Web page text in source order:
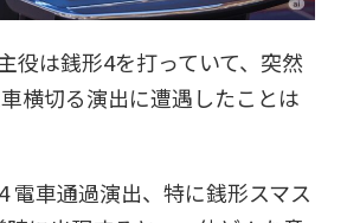
役は銭形4を打っていて、突然
横切る演出に遭遇したことは
電車通過演出、特に銭形スマス